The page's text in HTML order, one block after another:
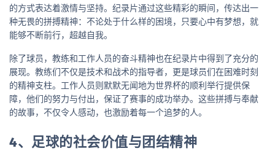
的方式表达着激情与坚持。纪录片通过这些精彩的瞬间，传达出一
种无畏的拼搏精神：不论处于什么样的困境，只要心中有梦想，就
能够不断前行，超越自我。
除了球员，教练和工作人员的奋斗精神也在纪录片中得到了充分的
展现。教练们不仅是技术和战术的指导者，更是球员们在困难时刻
的精神支柱。工作人员则默默无闻地为世界杯的顺利举行提供保
障，他们的努力与付出，保证了赛事的成功举办。这些拼搏与奉献
的故事，不仅令人感动，也激励着每一个追梦的人。
4、足球的社会价值与团结精神